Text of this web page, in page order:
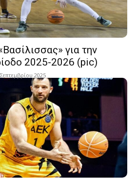
για την
2025-2026 (pic)
2025